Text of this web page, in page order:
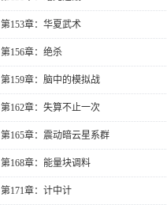
第153章：华夏武术
第156章：绝杀
第159章：脑中的模拟战
第162章：失算不止一次
第165章：震动暗云星系群
第168章：能量块调料
第171章：计中计